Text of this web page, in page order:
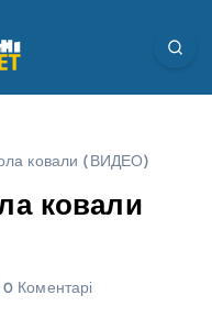
ковали (ВИДЕО)
ковали
0 Коментарі